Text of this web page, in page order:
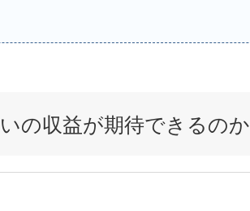
の収益が期待できるのか